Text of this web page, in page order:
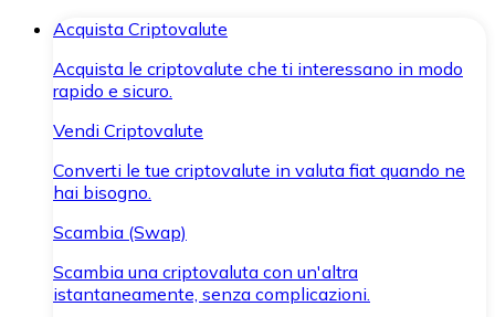
Acquista Criptovalute
Acquista le criptovalute che ti interessano in modo
rapido e sicuro.
Vendi Criptovalute
Converti le tue criptovalute in valuta fiat quando ne
hai bisogno.
Scambia (Swap)
Scambia una criptovaluta con un'altra
istantaneamente, senza complicazioni.